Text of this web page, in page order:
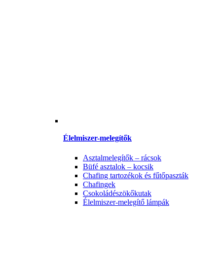
Élelmiszer-melegítők
Asztalmelegítők – rácsok
Büfé asztalok – kocsik
Chafing tartozékok és fűtőpaszták
Chafingek
Csokoládészökőkutak
Élelmiszer-melegítő lámpák